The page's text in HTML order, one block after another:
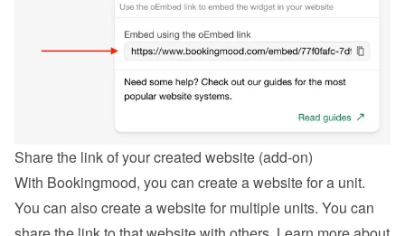
Share the link of your created website (add-on)
With Bookingmood, you can create a website for a unit.
You can also create a website for multiple units. You can